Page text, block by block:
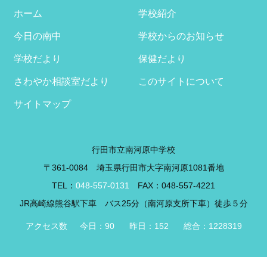
ホーム 学校紹介
今日の南中 学校からのお知らせ
学校だより 保健だより
さわやか相談室だより このサイトについて
サイトマップ
行田市立南河原中学校
〒361-0084 埼玉県行田市大字南河原1081番地
TEL： 048-557-0131
FAX：048-557-4221
JR高崎線熊谷駅下車 バス25分（南河原支所下車）徒歩５分